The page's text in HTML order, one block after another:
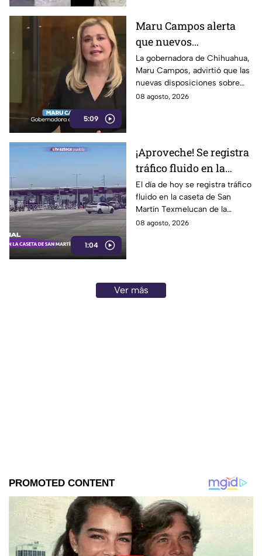
5:09
Maru Campos alerta
que nuevos
lineamientos podrían
usarse para sancionar
a periodistas críticos
La gobernadora de Chihuahua,
Maru Campos, advirtió que las
nuevas disposiciones sobre
derechos de las audiencias
08 agosto, 2026
1:04
¡Aproveche! Se registra
tráfico fluido en la
caseta de Texmelucan
de la autopista México-
Puebla HOY sábado
El día de hoy se registra tráfico
fluido en la caseta de San
Martín Texmelucan de la
autopista México-Puebla; así lo
08 agosto, 2026
Ver más